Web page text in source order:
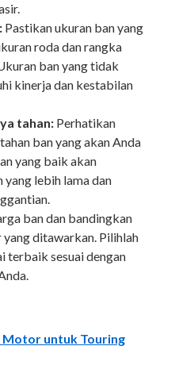
Pastikan ukuran ban yang
roda dan rangka
ban yang tidak
kinerja dan kestabilan
tahan: Perhatikan
ban yang akan Anda
yang baik akan
lebih lama dan
ban dan bandingkan
ditawarkan. Pilihlah
terbaik sesuai dengan
Motor untuk Touring